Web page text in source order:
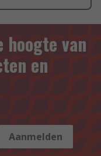
hoogte van
en
Aanmelden